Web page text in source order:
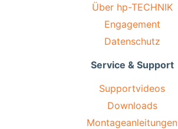
Über hp-TECHNIK
Engagement
Datenschutz
Service & Support
Supportvideos
Downloads
Montageanleitungen